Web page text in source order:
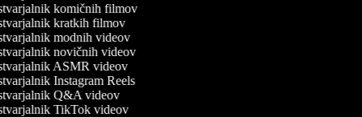
komičnih filmov
kratkih filmov
modnih videov
novičnih videov
ASMR videov
Instagram Reels
Q&A videov
TikTok videov